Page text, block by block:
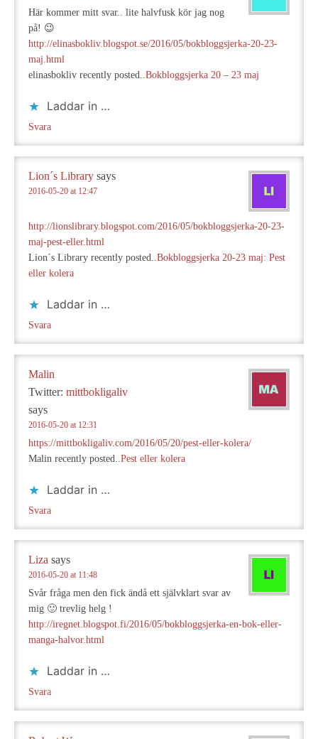
Här kommer mitt svar.. lite halvfusk kör jag nog
på! 😉
http://elinasbokliv.blogspot.se/2016/05/bokbloggsjerka-20-23-
maj.html
elinasbokliv recently posted..Bokbloggsjerka 20 – 23 maj
Laddar in …
Svara
Lion´s Library says
2016-05-20 at 12:47
http://lionslibrary.blogspot.com/2016/05/bokbloggsjerka-20-23-
maj-pest-eller.html
Lion´s Library recently posted..Bokbloggsjerka 20-23 maj: Pest
eller kolera
Laddar in …
Svara
Malin
Twitter: mittbokligaliv
says
2016-05-20 at 12:31
https://mittbokligaliv.com/2016/05/20/pest-eller-kolera/
Malin recently posted..Pest eller kolera
Laddar in …
Svara
Liza says
2016-05-20 at 11:48
Svår fråga men den fick ändå ett självklart svar av
mig 🙂 trevlig helg !
http://iregnet.blogspot.fi/2016/05/bokbloggsjerka-en-bok-eller-
manga-halvor.html
Laddar in …
Svara